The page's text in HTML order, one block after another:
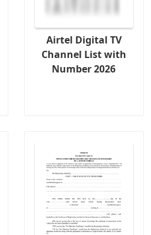
Airtel Digital TV
Channel List with
Number 2026